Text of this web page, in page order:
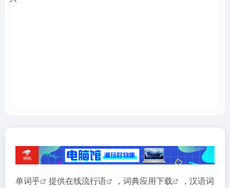
单词乎 提供在线流行语 ， 词典应用下载 ， 汉语词